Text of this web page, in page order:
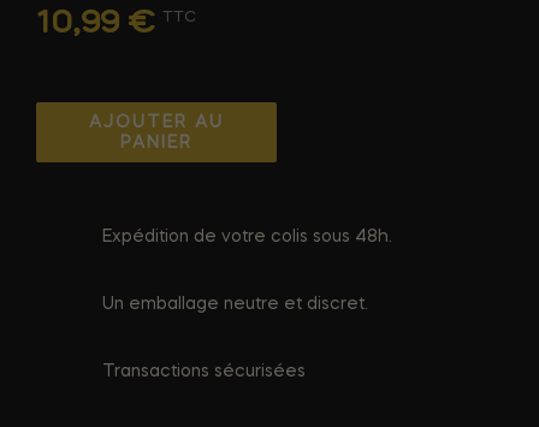
10,99 € TTC
AJOUTER AU
PANIER
Expédition de votre colis sous 48h.
Un emballage neutre et discret.
Transactions sécurisées